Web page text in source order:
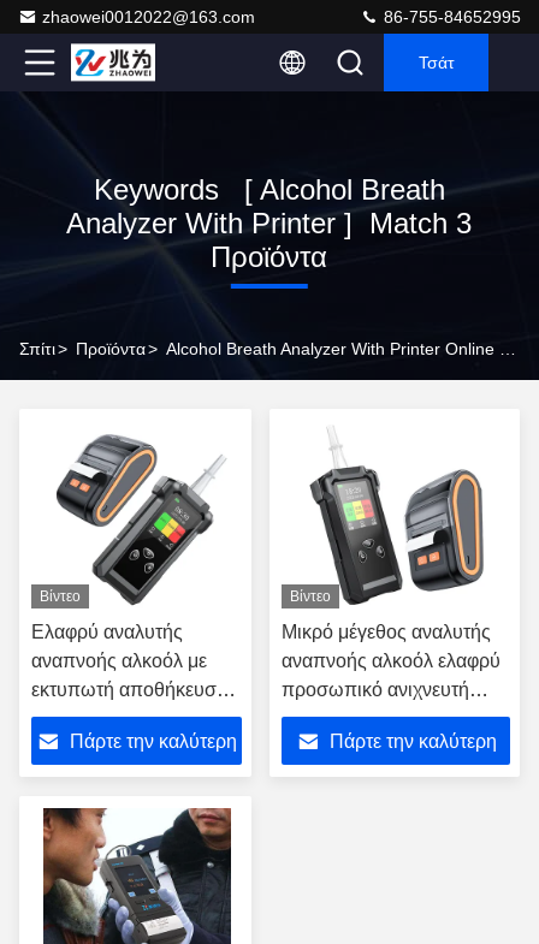
zhaowei0012022@163.com 86-755-84652995
Τσάτ
Keywords [ Alcohol Breath
Analyzer With Printer ] Match 3
Προϊόντα
Σπίτι> Προϊόντα>
Βίντεο
Ελαφρύ αναλυτής
αναπνοής αλκοόλ με
εκτυπωτή αποθήκευσης
καταγραφών δοκιμών
200000Πάρτε την καλύτερη
Βίντεο
Μικρό μέγεθος αναλυτής
αναπνοής αλκοόλ ελαφρύ
προσωπικό ανιχνευτή
αλκοόλ αίματος
Πάρτε την καλύτερη